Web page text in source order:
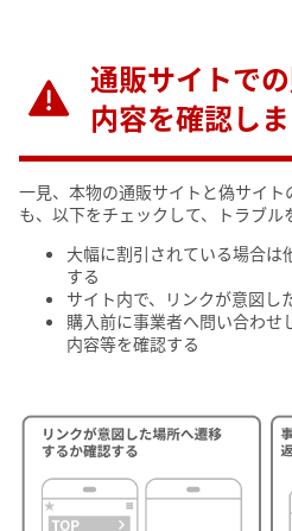
通販サイトで
内容を確認し
一見、本物の通販サイトと偽サイ
も、以下をチェックして、トラブル
大幅に割引されている場合
する
サイト内で、リンクが意図し
購入前に事業者へ問い合わ
内容等を確認する